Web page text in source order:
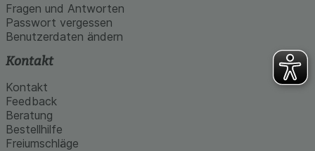
Fragen und Antworten
Passwort vergessen
Benutzerdaten ändern
Kontakt
Kontakt
Feedback
Beratung
Bestellhilfe
Freiumschläge